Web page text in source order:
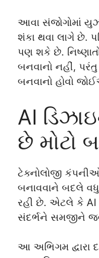
આવા સંજોગોમાં
શંકા થવા લાગે છે.
પણ શકે છે.
બનવાનો નહીં,
બનવાનો હોવો
AI
છે મોટો
ટેક્નોલોજી
બનાવવાને બદલે વધુ
રહી છે. એટલે કે
સંદર્ભને સમજીને
આ અભિગમ દ્વારા